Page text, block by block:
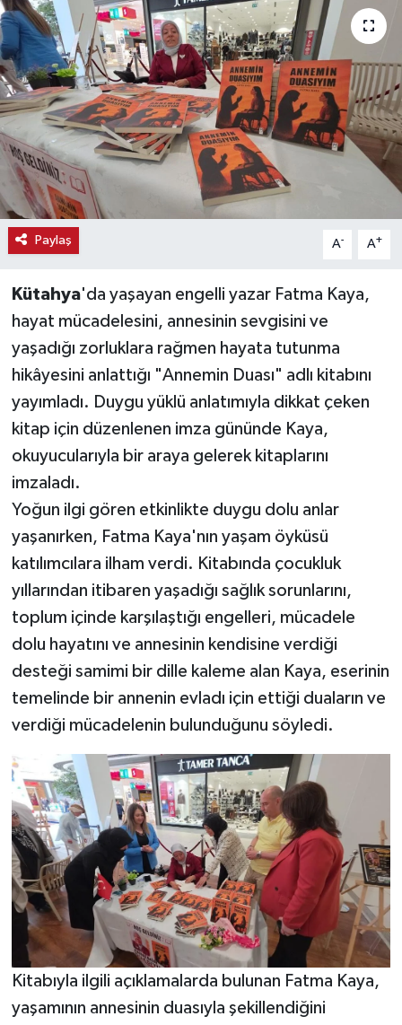
Paylaş A- A+
Kütahya'da yaşayan engelli yazar Fatma Kaya,
hayat mücadelesini, annesinin sevgisini ve
yaşadığı zorluklara rağmen hayata tutunma
hikâyesini anlattığı "Annemin Duası" adlı kitabını
yayımladı. Duygu yüklü anlatımıyla dikkat çeken
kitap için düzenlenen imza gününde Kaya,
okuyucularıyla bir araya gelerek kitaplarını
imzaladı.
Yoğun ilgi gören etkinlikte duygu dolu anlar
yaşanırken, Fatma Kaya'nın yaşam öyküsü
katılımcılara ilham verdi. Kitabında çocukluk
yıllarından itibaren yaşadığı sağlık sorunlarını,
toplum içinde karşılaştığı engelleri, mücadele
dolu hayatını ve annesinin kendisine verdiği
desteği samimi bir dille kaleme alan Kaya, eserinin
temelinde bir annenin evladı için ettiği duaların ve
verdiği mücadelenin bulunduğunu söyledi.
Kitabıyla ilgili açıklamalarda bulunan Fatma Kaya,
yaşamının annesinin duasıyla şekillendiğini
Haber İlanlar
Kültür-Sanat
Magazin
Resmi İlanlar
Sağlık
Siyaset
Spor
Teknoloji
Vefat Haberleri
Yaşam